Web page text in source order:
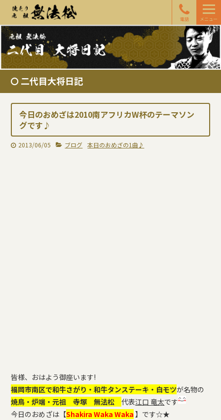
電話 メニュー
二代目大将日記
今日のおめざは2010南アフリカW杯のテーマソン
グです♪
2013/06/05 ブログ 本日のおめざの1曲♪
皆様、おはよう御座います!
福岡市南区で和牛さがり・和牛タンステーキ・白モツが名物の
焼鳥・炉端・元祖 寺塚 無法松代表江口 竜太です
今日のおめざは【Shakira Waka Waka 】です☆★